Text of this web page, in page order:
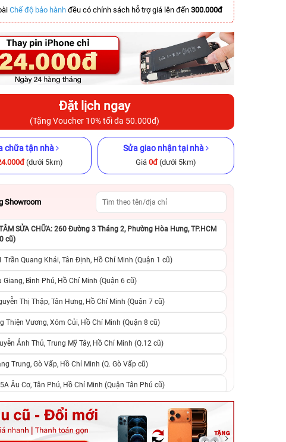
256GB Cũ chính
16.990.000đ
0 gọi người thân
8.090.000đ 16.390.000đ
-8.300.000đ
chuyển đổi, 0 gọi người thân
-2.600.000đ
Chế độ bảo hành đều có chính sách hỗ trợ giá lên đến 300.000đ
Đặt lịch ngay
(Tặng Voucher 10% tối đa 50.000đ)
chữa tận nhà
(dưới 5km)
Sửa giao nhận tại nhà
Giá 0đ(dưới 5km)
Showroom
SỬA CHỮA: 260 Đường 3 Tháng 2, Phường Hòa Hưng, TP.HCM
cũ)
Trần Quang Khải, Tân Định, Hồ Chí Minh (Quận 1 cũ)
Giang, Bình Phú, Hồ Chí Minh (Quận 6 cũ)
Thị Thập, Tân Hưng, Hồ Chí Minh (Quận 7 cũ)
Thiện Vương, Xóm Củi, Hồ Chí Minh (Quận 8 cũ)
Ảnh Thủ, Trung Mỹ Tây, Hồ Chí Minh (Q.12 cũ)
Trung, Gò Vấp, Hồ Chí Minh (Q. Gò Vấp cũ)
Âu Cơ, Tân Phú, Hồ Chí Minh (Quận Tân Phú cũ)
Việt, Tăng Nhơn Phú, Hồ Chí Minh (Q.9 TP. Thủ Đức cũ)
Ngân, Thủ Đức, Hồ Chí Minh (Bình Thọ, TP. Thủ Đức Cũ)